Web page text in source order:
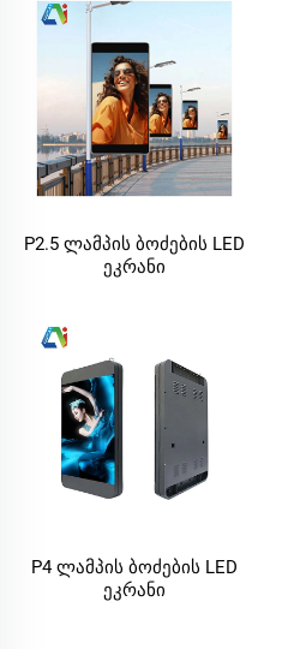
სინათლის ბოძები
P2.5 ლამპის ბოძების LED
ეკრანი
P4 ლამპის ბოძების LED
ეკრანი